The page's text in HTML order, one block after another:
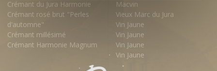
Crémant du Jura Harmonie
Crémant rosé brut "Perles
d'automne"
Crémant millésimé
Crémant Harmonie Magnum
Macvin
Vieux Marc du Jura
Vin Jaune
Vin Jaune
Vin Jaune
Vin Jaune